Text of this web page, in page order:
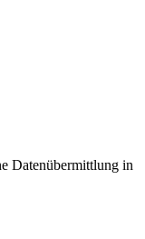
Datenübermittlung in